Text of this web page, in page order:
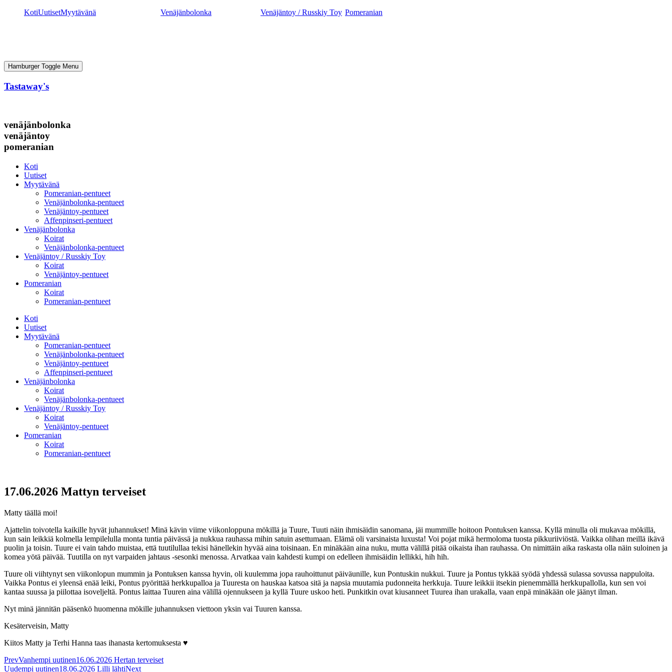
KotiUutisetMyytävänä Venäjänbolonka Venäjäntoy / Russkiy Toy Pomeranian
Hamburger Toggle Menu
Tastaway's
venäjänbolonka
venäjäntoy
pomeranian
Koti
Uutiset
Myytävänä
Pomeranian-pentueet
Venäjänbolonka-pentueet
Venäjäntoy-pentueet
Affenpinseri-pentueet
Venäjänbolonka
Koirat
Venäjänbolonka-pentueet
Venäjäntoy / Russkiy Toy
Koirat
Venäjäntoy-pentueet
Pomeranian
Koirat
Pomeranian-pentueet
Koti
Uutiset
Myytävänä
Pomeranian-pentueet
Venäjänbolonka-pentueet
Venäjäntoy-pentueet
Affenpinseri-pentueet
Venäjänbolonka
Koirat
Venäjänbolonka-pentueet
Venäjäntoy / Russkiy Toy
Koirat
Venäjäntoy-pentueet
Pomeranian
Koirat
Pomeranian-pentueet
17.06.2026 Mattyn terveiset
Matty täällä moi!
Ajattelin toivotella kaikille hyvät juhannukset! Minä kävin viime viikonloppuna mökillä ja Tuure, Tuuti näin ihmisäidin sanomana, jäi mummille hoitoon Pontuksen kanssa. Kyllä minulla oli mukavaa mökillä,
kun sain leikkiä kolmella lempilelulla monta tuntia päivässä ja nukkua rauhassa mihin satuin asettumaan. Elämä oli varsinaista luxusta! Voi pojat mikä hermoloma tuosta pikkuriiviöstä. Vaikka olihan meillä ikävä
puolin ja toisin. Tuure ei vain tahdo muistaa, että tuutilullaa tekisi hänellekin hyvää aina toisinaan. En minäkään aina nuku, mutta välillä pitää oikaista ihan rauhassa. On nimittäin aika raskasta olla näin suloinen ja
komea yötä päivää. Tuutilla on nyt varpaiden jahtaus -sesonki menossa. Arvatkaa vain kahdesti kumpi on edelleen ihmisäidin lellikki, hih hih.
Tuure oli viihtynyt sen viikonlopun mummin ja Pontuksen kanssa hyvin, oli kuulemma jopa rauhoittunut päiväunille, kun Pontuskin nukkui. Tuure ja Pontus tykkää syödä yhdessä sulassa sovussa nappuloita.
Vaikka Pontus ei yleensä enää leiki, Pontus pyörittää herkkupalloa ja Tuuresta on hauskaa katsoa sitä ja napsia muutamia pudonneita herkkuja. Tuure leikkii itsekin pienemmällä herkkupallolla, kun sen voi
kantaa suussa ja piilottaa isoveljeltä. Pontus laittaa Tuuren aina välillä ojennukseen ja kyllä Tuure uskoo heti. Punkitkin ovat kiusanneet Tuurea ihan urakalla, vaan enpä minäkään ole jäänyt ilman.
Nyt minä jännitän pääsenkö huomenna mökille juhannuksen viettoon yksin vai Tuuren kanssa.
Kesäterveisin, Matty
Kiitos Matty ja Terhi Hanna taas ihanasta kertomuksesta ♥
PrevVanhempi uutinen16.06.2026 Hertan terveiset
Uudempi uutinen18.06.2026 Lilli lähtiNext